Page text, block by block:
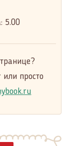
5.00
или просто